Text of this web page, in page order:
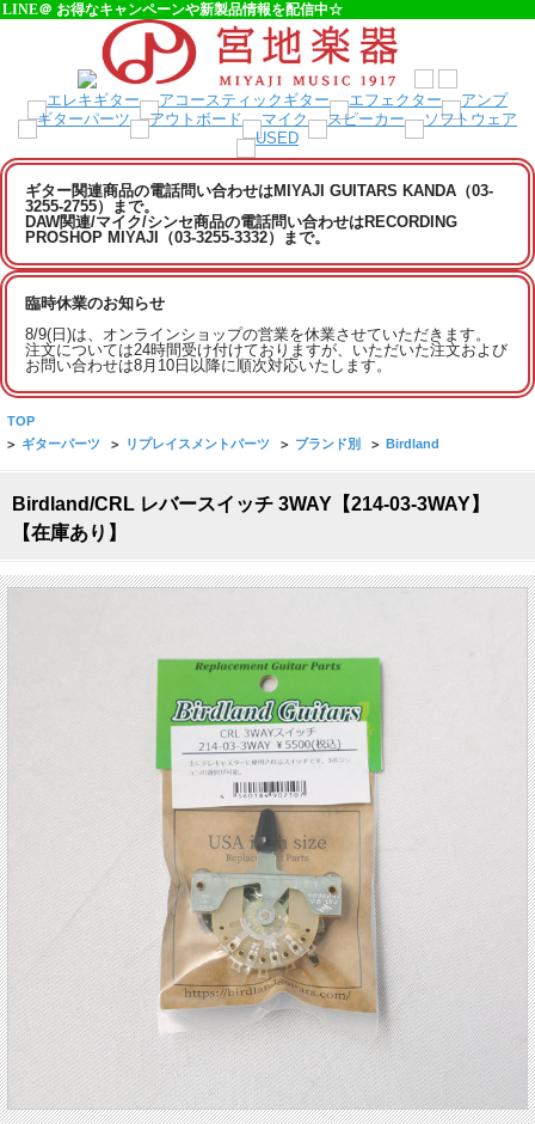
LINE＠ お得なキャンペーンや新製品情報を配信中☆
ギター関連商品の電話問い合わせはMIYAJI GUITARS KANDA（03-
3255-2755）まで。
DAW関連/マイク/シンセ商品の電話問い合わせはRECORDING
PROSHOP MIYAJI（03-3255-3332）まで。
臨時休業のお知らせ
8/9(日)は、オンラインショップの営業を休業させていただきます。
注文については24時間受け付けておりますが、いただいた注文および
お問い合わせは8月10日以降に順次対応いたします。
TOP
> ギターパーツ > リプレイスメントパーツ > ブランド別 > Birdland
Birdland/CRL レバースイッチ 3WAY【214-03-3WAY】
【在庫あり】